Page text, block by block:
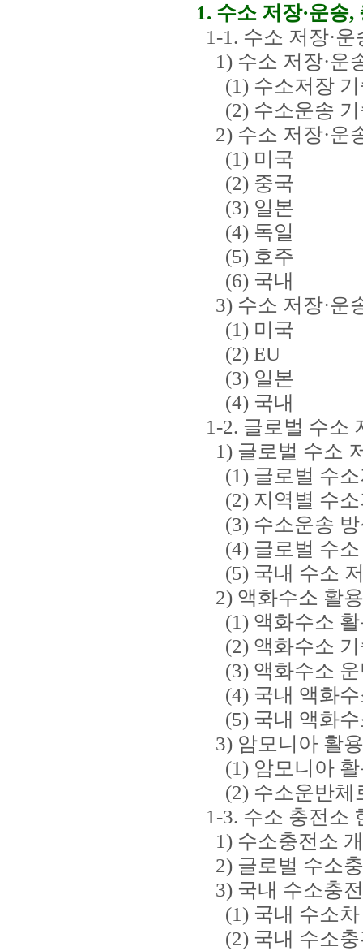
1. 수소 저장·운송
1-1. 수소 저장·
1) 수소 저장·운
(1) 수소저장 기
(2) 수소운송 기
2) 수소 저장·운
(1) 미국
(2) 중국
(3) 일본
(4) 독일
(5) 호주
(6) 국내
3) 수소 저장·운
(1) 미국
(2) EU
(3) 일본
(4) 국내
1-2. 글로벌 수소
1) 글로벌 수소
(1) 글로벌 수소
(2) 지역별 수소
(3) 수소운송 방
(4) 글로벌 수소
(5) 국내 수소 저
2) 액화수소 활
(1) 액화수소 활
(2) 액화수소 기
(3) 액화수소 운
(4) 국내 액화수
(5) 국내 액화수
3) 암모니아 활
(1) 암모니아 활
(2) 수소운반체
1-3. 수소 충전소
1) 수소충전소
2) 글로벌 수소
3) 국내 수소충
(1) 국내 수소차
(2) 국내 수소충